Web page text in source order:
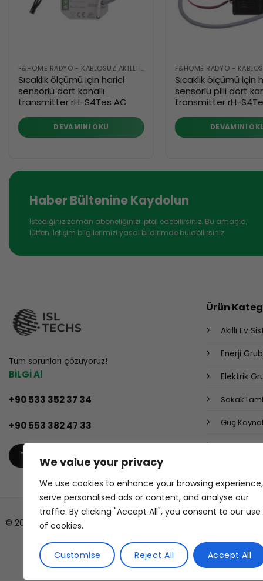
We value your privacy
We use cookies to enhance your browsing experience,
serve personalised ads or content, and analyse our
traffic. By clicking "Accept All", you consent to our use
of cookies.
Customise Reject All Accept All
F&HOME RADYO - KABLOSUZ AKILLI BINA SISTEMI
Sıcaklık ölçümü için harici
sensörlü dört kanallı
transmitter rH-S4Tes AC
DEVAMINI OKU
Sıcaklık ölçümü için
sensörlü pilli dört
transmitter rH-
DEVAMINI
Haber Bültenine Kaydolun
İstediğiniz zaman aboneliğinizi iptal edebilirsiniz. Bu amaçla,
lütfen iletişim bilgilerimizi yasal bildirimde bulabilirsiniz.
Tüm sorunları çözüyoruz!
BİLGİ Al
+90 533 352 37 34
+90 553 382 47 33
TEKLIF AL
Ürün
Akıllı Ev
Enerji
Elektrik
Sokak
Güç
© 2026 ISL TECHS